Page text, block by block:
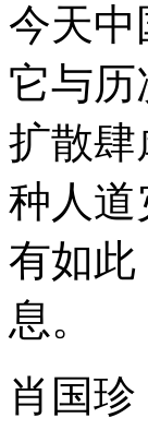
今天
它与
扩散肆
种人
有如此
息。
肖国珍